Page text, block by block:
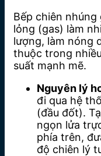
Bếp chiên
lỏng (gas) làm
lượng, làm nóng
thuộc trong
suất mạnh mẽ.
Nguyên lý
đi qua hệ
(đầu đốt).
ngọn lửa
phía trên,
độ chiên lý